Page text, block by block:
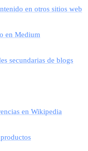
en otros sitios web
en Medium
secundarias de blogs
en Wikipedia